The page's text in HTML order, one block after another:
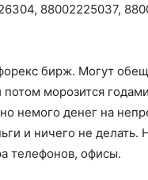
88002225037,
бирж. Могут
морозится
немого денег на
и ничего не делать.
телефонов, офисы.